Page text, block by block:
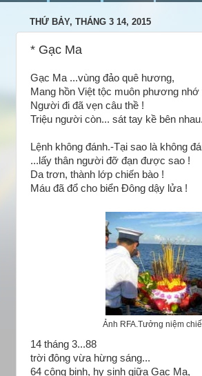
THỨ BẢY, THÁNG 3 14, 2015
* Gạc Ma
Gạc Ma ...vùng đảo quê hương,
Mang hồn Việt tộc muôn phương nhớ
Người đi đã vẹn câu thề !
Triệu người còn... sát tay kề bên nhau.
Lệnh không đánh.-Tại sao là không
...lấy thân người đỡ đạn được sao !
Da trơn, thành lớp chiến bào !
Máu đã đổ cho biển Đông dậy lửa !
Ảnh RFA.Tưởng niệm
14 tháng 3...88
trời đông vừa hừng sáng...
64 công binh, hy sinh giữa Gạc Ma,